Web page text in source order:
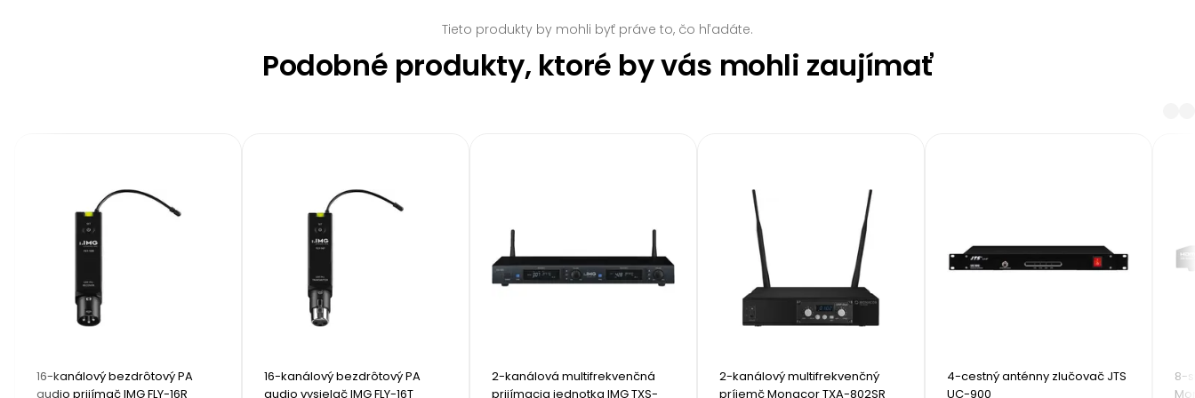
Tieto produkty by mohli byť práve to, čo hľadáte.
Podobné produkty, ktoré by vás mohli zaujímať
16-kanálový bezdrôtový PA
audio prijímač IMG FLY-16R
16-kanálový bezdrôtový PA
audio vysielač IMG FLY-16T
2-kanálová multifrekvenčná
prijímacia jednotka IMG TXS-
2-kanálový multifrekvenčný
príjemč Monacor TXA-802SR
4-cestný anténny zlučovač JTS
UC-900
8-